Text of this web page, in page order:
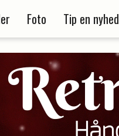
Foto Tip en nyhed